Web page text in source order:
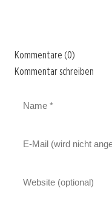
Kommentare (0)
Kommentar schreiben